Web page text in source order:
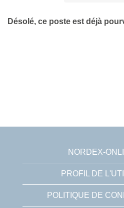
Désolé, ce poste est déjà
NORDEX-
PROFIL DE
POLITIQUE DE